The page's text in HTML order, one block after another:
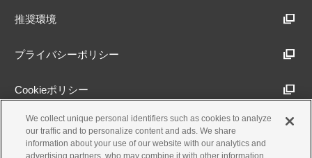
推奨環境
プライバシーポリシー
Cookieポリシー
アクセシビリティ方針
We collect unique personal identifiers such as cookies to analyze
our traffic and to personalize content and ads. We share
information about your use of our website with our analytics and
advertising partners, who may combine it with other information